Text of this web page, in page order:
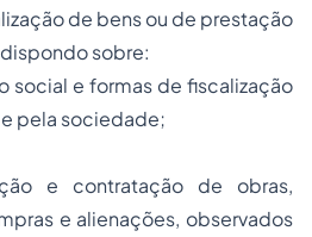
de bens ou de prestação
dispondo sobre:
social e formas de fiscalização
pela sociedade;
e contratação de obras,
e alienações, observados